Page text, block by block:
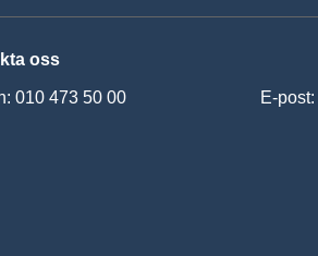
oss
010 473 50 00 E-post: